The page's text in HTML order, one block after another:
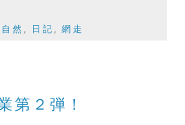
自然 , 日記 ,網走
第２弾！